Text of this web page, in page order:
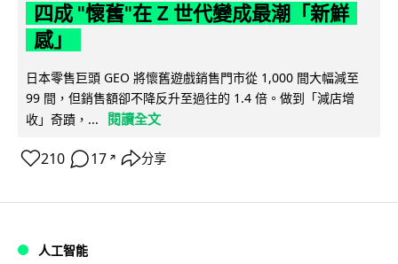
四成 "懷舊"在 Z 世代變成最潮「新鮮
感」
日本零售巨頭 GEO 將懷舊遊戲銷售門市從 1,000 間大幅減至
99 間，但銷售額卻不降反升至過往的 1.4 倍。做到「減店增
收」奇蹟，...
閱讀全文
210 17 ↗ 分享
人工智能